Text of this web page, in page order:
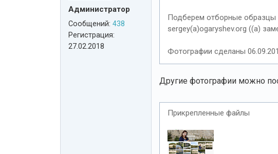
Администратор
Сообщений: 438
Регистрация:
27.02.2018
Подберем отборные образцы
sergey(a)ogaryshev.org ((a)
Фотографии сделаны
Другие фотографии можно
Прикрепленные файлы